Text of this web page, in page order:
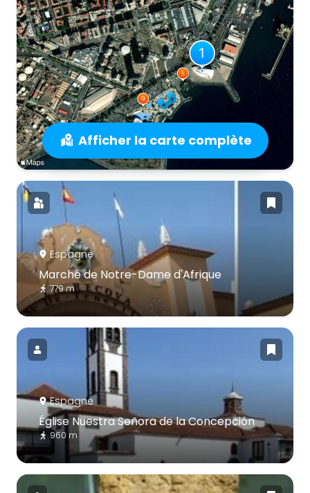
Afficher la carte complète
Espagne
Marché de Notre-Dame d'Afrique
779 m
Espagne
Église Nuestra Señora de la Concepción
960 m